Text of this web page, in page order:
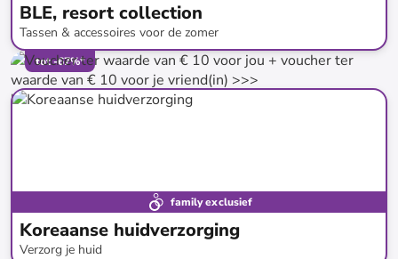
BLE, resort collection
Tassen & accessoires voor de zomer
tot-67%*
family exclusief
Koreaanse huidverzorging
Verzorg je huid